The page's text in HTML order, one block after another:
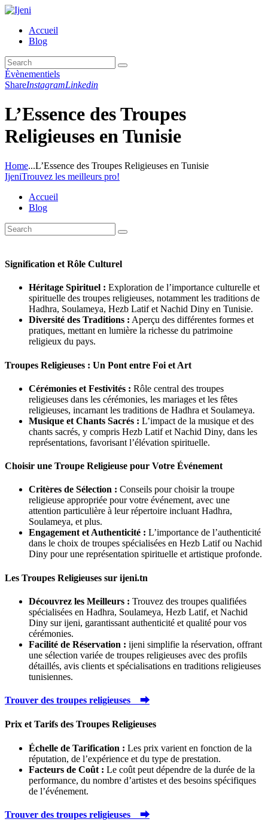
Accueil
Blog
Évènementiels
ShareInstagramLinkedin
L’Essence des Troupes
Religieuses en Tunisie
Home...L’Essence des Troupes Religieuses en Tunisie
IjeniTrouvez les meilleurs pro!
Accueil
Blog
Signification et Rôle Culturel
Héritage Spirituel : Exploration de l’importance culturelle et
spirituelle des troupes religieuses, notamment les traditions de
Hadhra, Soulameya, Hezb Latif et Nachid Diny en Tunisie.
Diversité des Traditions : Aperçu des différentes formes et
pratiques, mettant en lumière la richesse du patrimoine
religieux du pays.
Troupes Religieuses : Un Pont entre Foi et Art
Cérémonies et Festivités : Rôle central des troupes
religieuses dans les cérémonies, les mariages et les fêtes
religieuses, incarnant les traditions de Hadhra et Soulameya.
Musique et Chants Sacrés : L’impact de la musique et des
chants sacrés, y compris Hezb Latif et Nachid Diny, dans les
représentations, favorisant l’élévation spirituelle.
Choisir une Troupe Religieuse pour Votre Événement
Critères de Sélection : Conseils pour choisir la troupe
religieuse appropriée pour votre événement, avec une
attention particulière à leur répertoire incluant Hadhra,
Soulameya, et plus.
Engagement et Authenticité : L’importance de l’authenticité
dans le choix de troupes spécialisées en Hezb Latif ou Nachid
Diny pour une représentation spirituelle et artistique profonde.
Les Troupes Religieuses sur ijeni.tn
Découvrez les Meilleurs : Trouvez des troupes qualifiées
spécialisées en Hadhra, Soulameya, Hezb Latif, et Nachid
Diny sur ijeni, garantissant authenticité et qualité pour vos
cérémonies.
Facilité de Réservation : ijeni simplifie la réservation, offrant
une sélection variée de troupes religieuses avec des profils
détaillés, avis clients et spécialisations en traditions religieuses
tunisiennes.
Trouver des troupes religieuses ⮕
Prix et Tarifs des Troupes Religieuses
Échelle de Tarification : Les prix varient en fonction de la
réputation, de l’expérience et du type de prestation.
Facteurs de Coût : Le coût peut dépendre de la durée de la
performance, du nombre d’artistes et des besoins spécifiques
de l’événement.
Trouver des troupes religieuses ⮕